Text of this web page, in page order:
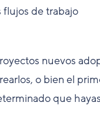
flujos de trabajo
nuevos
o bien el
que